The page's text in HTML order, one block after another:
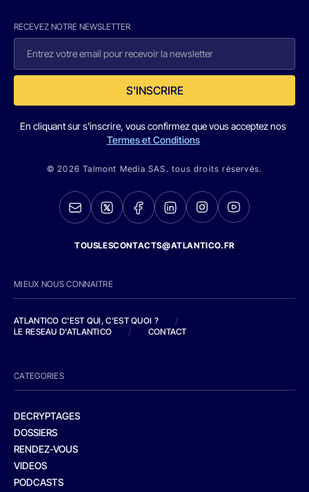
RECEVEZ NOTRE NEWSLETTER
S'INSCRIRE
En cliquant sur s'inscrire, vous confirmez que vous acceptez nos
Termes et Conditions
© 2026 Talmont Media SAS. tous droits réservés.
TOUSLESCONTACTS@ATLANTICO.FR
MIEUX NOUS CONNAITRE
ATLANTICO C'EST QUI, C'EST QUOI ?
/
LE RESEAU D'ATLANTICO
/ CONTACT
CATEGORIES
DECRYPTAGES
DOSSIERS
RENDEZ-VOUS
VIDEOS
PODCASTS